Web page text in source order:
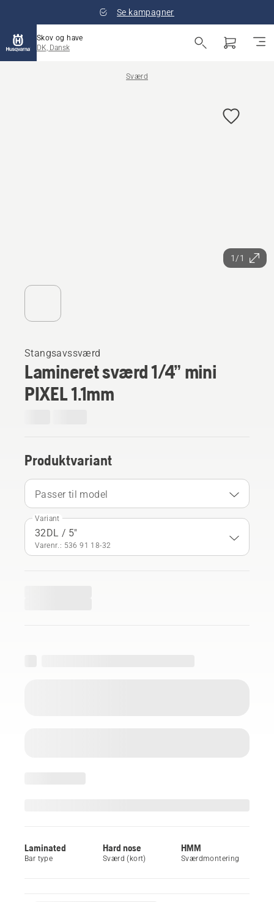
Se kampagner
Skov og have
DK, Dansk
Sværd
1/1
Stangsavssværd
Lamineret sværd 1/4” mini
PIXEL 1.1mm
Produktvariant
Passer til model
Variant
32DL / 5"
Varenr.: 536 91 18‑32
Laminated
Bar type
Hard nose
Sværd (kort)
HMM
Sværdmontering